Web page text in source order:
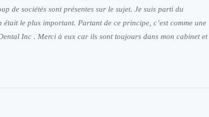
de sociétés sont présentes sur le sujet. Je suis parti du
le plus important. Partant de ce principe, c’est comme une
Inc . Merci à eux car ils sont toujours dans mon cabinet et